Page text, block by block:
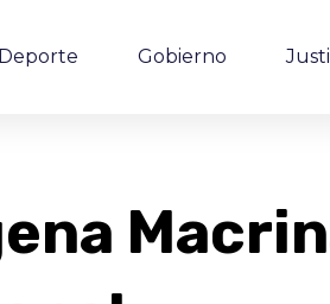
Deporte Gobierno